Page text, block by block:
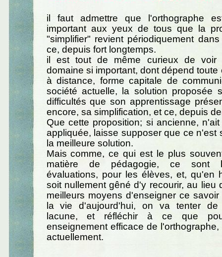
il faut admettre que l'orthographe
important aux yeux de tous que la
"simplifier" revient périodiquement
ce, depuis fort longtemps.
il est tout de même curieux de voir
domaine si important, dont dépend toute
à distance, forme capitale de
société actuelle, la solution proposée
difficultés que son apprentissage
encore, sa simplification, et ce, depuis
Que cette proposition; si ancienne,
appliquée, laisse supposer que ce n'est
la meilleure solution.
Mais comme, ce qui est le plus
matière de pédagogie, ce sont
évaluations, pour les élèves, et, qu'en
soit nullement gêné d'y recourir, au lieu
meilleurs moyens d'enseigner ce
la vie d'aujourd'hui, on va tenter de
lacune, et réfléchir à ce que
enseignement efficace de
actuellement.